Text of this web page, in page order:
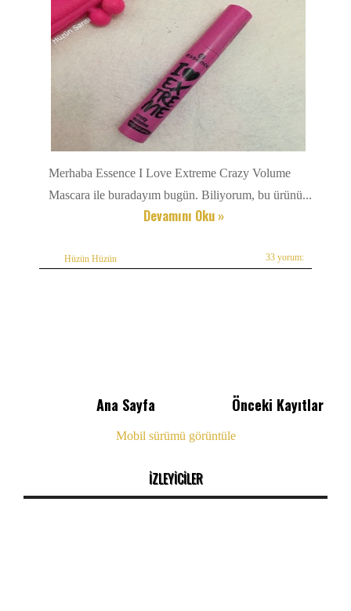
Merhaba Essence I Love Extreme Crazy Volume
Mascara ile buradayım bugün. Biliyorum, bu ürünü...
Devamını Oku »
Hüzün Hüzün 33 yorum:
Önceki Kayıtlar
Ana Sayfa
Mobil sürümü görüntüle
İZLEYİCİLER